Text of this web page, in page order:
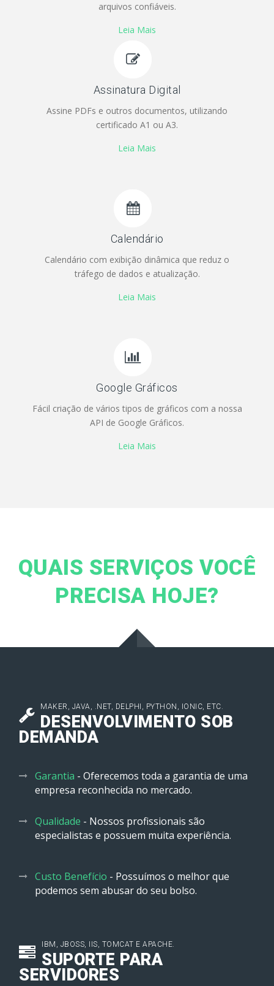
arquivos confiáveis.
Leia Mais
Assinatura Digital
Assine PDFs e outros documentos, utilizando
certificado A1 ou A3.
Leia Mais
Calendário
Calendário com exibição dinâmica que reduz o
tráfego de dados e atualização.
Leia Mais
Google Gráficos
Fácil criação de vários tipos de gráficos com a nossa
API de Google Gráficos.
Leia Mais
QUAIS SERVIÇOS VOCÊ
PRECISA HOJE?
MAKER, JAVA, .NET, DELPHI, PYTHON, IONIC, ETC.
DESENVOLVIMENTO SOB
DEMANDA
Garantia - Oferecemos toda a garantia de uma
empresa reconhecida no mercado.
Qualidade - Nossos profissionais são
especialistas e possuem muita experiência.
Custo Benefício - Possuímos o melhor que
podemos sem abusar do seu bolso.
IBM, JBOSS, IIS, TOMCAT E APACHE.
SUPORTE PARA
SERVIDORES